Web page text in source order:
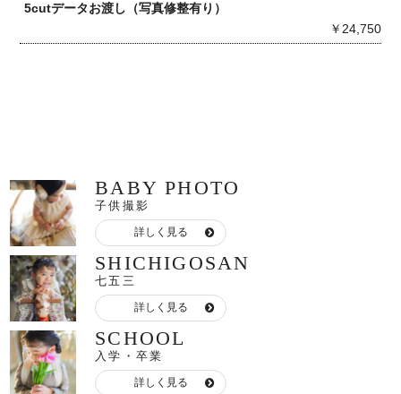
5cutデータお渡し（写真修整有り）
￥24,750
BABY PHOTO
子供撮影
詳しく見る
SHICHIGOSAN
七五三
詳しく見る
SCHOOL
入学・卒業
詳しく見る